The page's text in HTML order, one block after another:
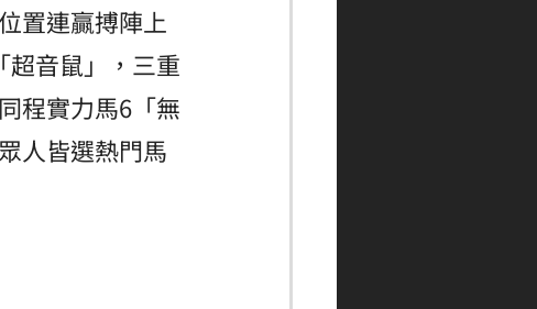
置連贏搏陣上
超音鼠」，三重
程實力馬6「無
人皆選熱門馬